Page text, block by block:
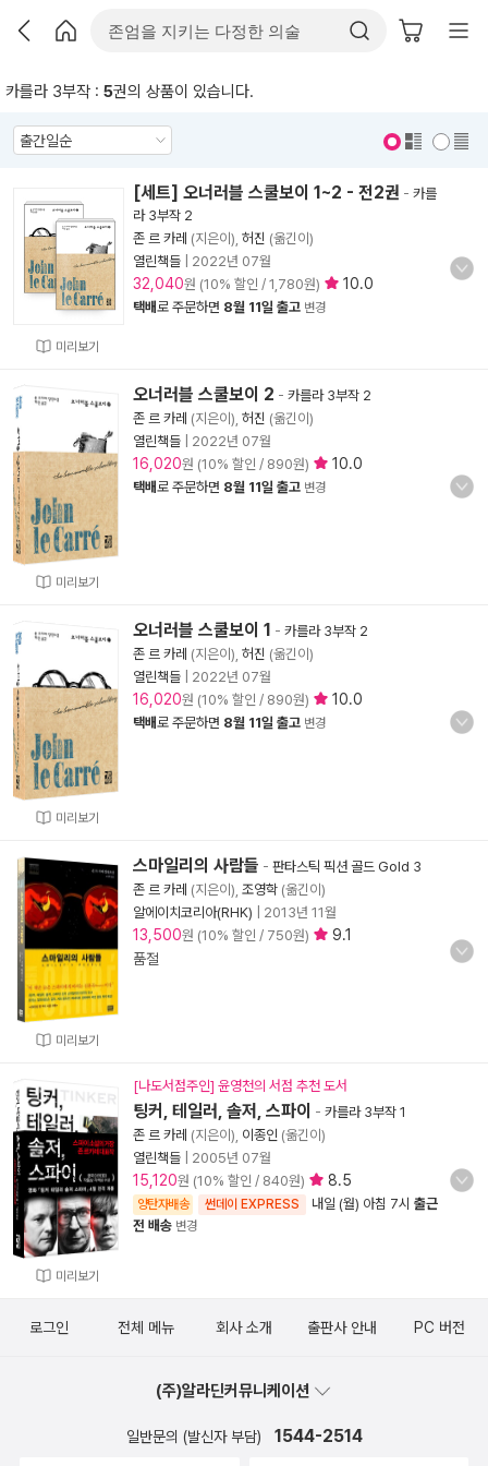
카를라 3부작 : 5권의 상품이 있습니다.
미리보기
[세트] 오너러블 스쿨보이 1~2 - 전2권 - 카를
라 3부작 2
존 르 카레 (지은이), 허진 (옮긴이)
열린책들
2022년 07월
32,040원 (10% 할인 / 1,780원) 10.0
택배로 주문하면 8월 11일 출고 변경
미리보기
오너러블 스쿨보이 2 - 카를라 3부작 2
존 르 카레 (지은이), 허진 (옮긴이)
열린책들
2022년 07월
16,020원 (10% 할인 / 890원) 10.0
택배로 주문하면 8월 11일 출고 변경
미리보기
오너러블 스쿨보이 1 - 카를라 3부작 2
존 르 카레 (지은이), 허진 (옮긴이)
열린책들
2022년 07월
16,020원 (10% 할인 / 890원) 10.0
택배로 주문하면 8월 11일 출고 변경
미리보기
스마일리의 사람들 - 판타스틱 픽션 골드 Gold 3
존 르 카레 (지은이), 조영학 (옮긴이)
알에이치코리아(RHK)
2013년 11월
13,500원 (10% 할인 / 750원)
9.1
품절
미리보기
[나도서점주인] 윤영천의 서점 추천 도서
팅커, 테일러, 솔저, 스파이 - 카를라 3부작 1
존 르 카레 (지은이), 이종인 (옮긴이)
열린책들
2005년 07월
15,120원 (10% 할인 / 840원) 8.5
양탄자배송 썬데이 EXPRESS 내일 (월) 아침 7시 출근
전 배송 변경
로그인 전체 메뉴 회사 소개 출판사 안내 PC 버전
(주)알라딘커뮤니케이션
일반문의 (발신자 부담) 1544-2514